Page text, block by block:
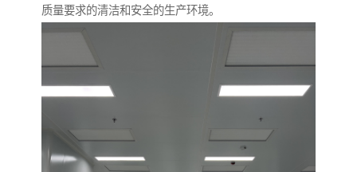
质量要求的清洁和安全的生产环境。